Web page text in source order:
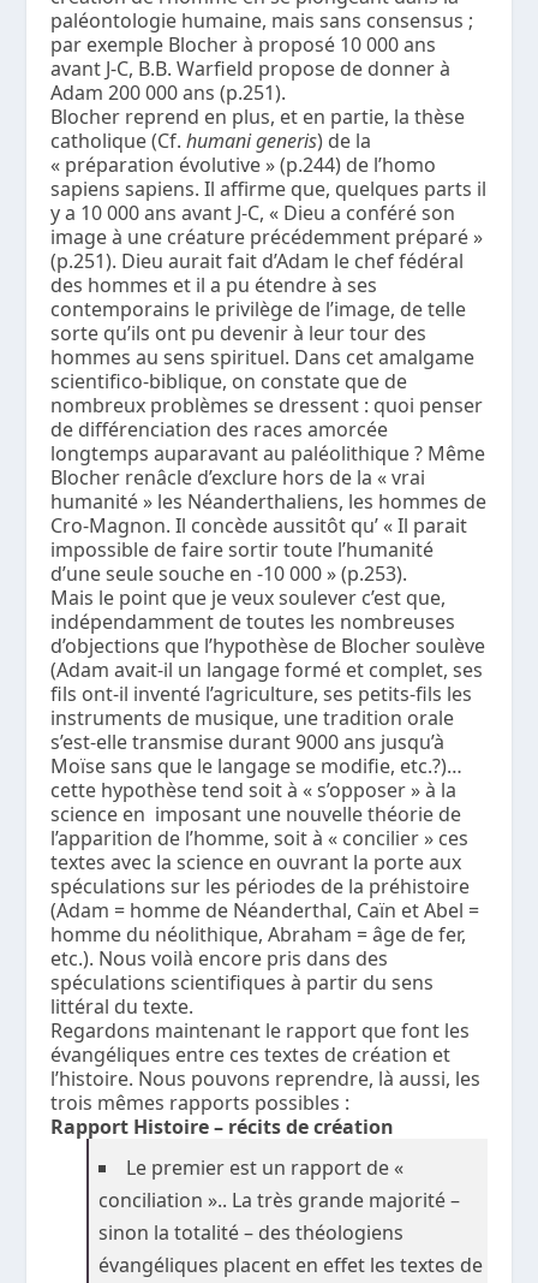
paléontologie humaine, mais sans consensus ;
par exemple Blocher à proposé 10 000 ans
avant J-C, B.B. Warfield propose de donner à
Adam 200 000 ans (p.251).
Blocher reprend en plus, et en partie, la thèse
catholique (Cf.humani generis) de la
« préparation évolutive » (p.244) de l’homo
sapiens sapiens. Il affirme que, quelques parts il
y a 10 000 ans avant J-C, « Dieu a conféré son
image à une créature précédemment préparé »
(p.251). Dieu aurait fait d’Adam le chef fédéral
des hommes et il a pu étendre à ses
contemporains le privilège de l’image, de telle
sorte qu’ils ont pu devenir à leur tour des
hommes au sens spirituel. Dans cet amalgame
scientifico-biblique, on constate que de
nombreux problèmes se dressent : quoi penser
de différenciation des races amorcée
longtemps auparavant au paléolithique ? Même
Blocher renâcle d’exclure hors de la « vrai
humanité » les Néanderthaliens, les hommes de
Cro-Magnon. Il concède aussitôt qu’ « Il parait
impossible de faire sortir toute l’humanité
d’une seule souche en -10 000 » (p.253).
Mais le point que je veux soulever c’est que,
indépendamment de toutes les nombreuses
d’objections que l’hypothèse de Blocher soulève
(Adam avait-il un langage formé et complet, ses
fils ont-il inventé l’agriculture, ses petits-fils les
instruments de musique, une tradition orale
s’est-elle transmise durant 9000 ans jusqu’à
Moïse sans que le langage se modifie, etc.?)…
cette hypothèse tend soit à « s’opposer » à la
science en imposant une nouvelle théorie de
l’apparition de l’homme, soit à « concilier » ces
textes avec la science en ouvrant la porte aux
spéculations sur les périodes de la préhistoire
(Adam = homme de Néanderthal, Caïn et Abel =
homme du néolithique, Abraham = âge de fer,
etc.). Nous voilà encore pris dans des
spéculations scientifiques à partir du sens
littéral du texte.
Regardons maintenant le rapport que font les
évangéliques entre ces textes de création et
l’histoire. Nous pouvons reprendre, là aussi, les
trois mêmes rapports possibles :
Rapport Histoire – récits de création
Le premier est un rapport de «
conciliation ».. La très grande majorité –
sinon la totalité – des théologiens
évangéliques placent en effet les textes de